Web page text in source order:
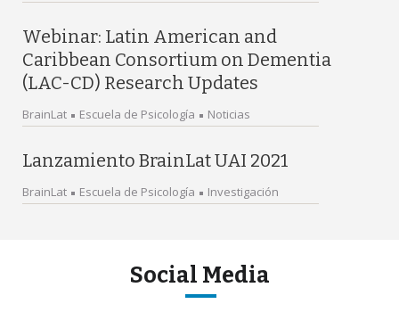
Webinar: Latin American and
Caribbean Consortium on Dementia
(LAC-CD) Research Updates
BrainLat Escuela de Psicología Noticias
Lanzamiento BrainLat UAI 2021
BrainLat Escuela de Psicología Investigación
Social Media